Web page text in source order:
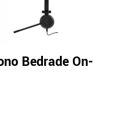
Bedrade On-